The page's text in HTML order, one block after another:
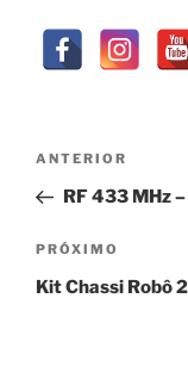
Navegação
Post
Post
anterior
ANTERIOR
RF 433 MHz
Próximo
post
PRÓXIMO
Kit Chassi Robô